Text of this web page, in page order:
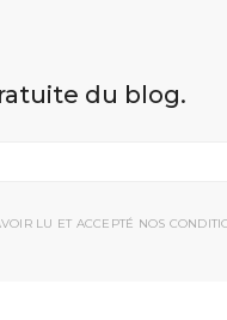
du blog.
LU ET ACCEPTÉ NOS